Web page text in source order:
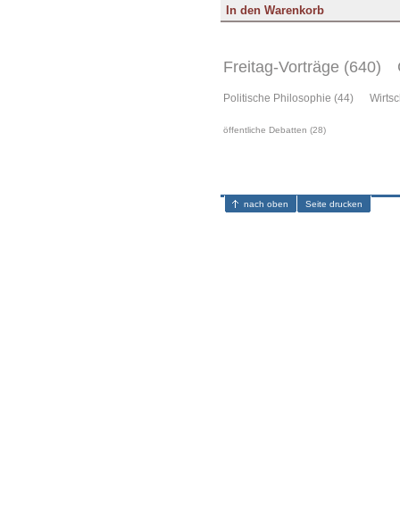
Freitag-Vorträge (640)
Politische Philosophie (44)
öffentliche Debatten (28)
nach oben Seite drucken